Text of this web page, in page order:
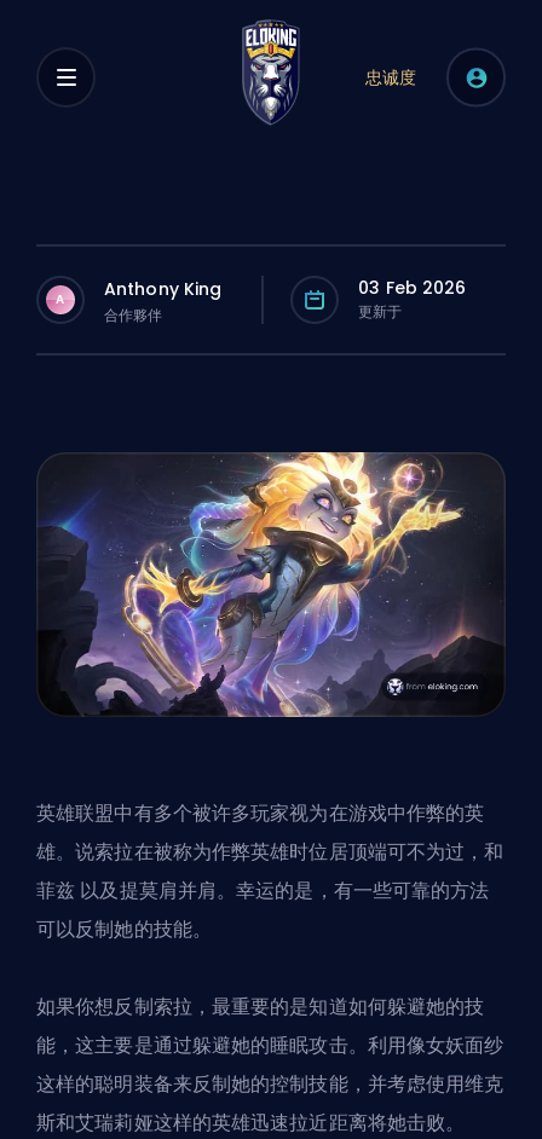
忠诚度
A Anthony King
合作夥伴
03 Feb 2026
更新于
英雄联盟中有多个被许多玩家视为在游戏中作弊的英
雄。说索拉在被称为作弊英雄时位居顶端可不为过，和
菲兹 以及提莫肩并肩。幸运的是，有一些可靠的方法
可以反制她的技能。
如果你想反制索拉，最重要的是知道如何躲避她的技
能，这主要是通过躲避她的睡眠攻击。利用像女妖面纱
这样的聪明装备来反制她的控制技能，并考虑使用维克
斯和艾瑞莉娅这样的英雄迅速拉近距离将她击败。